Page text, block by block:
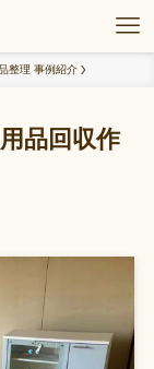
整理 事例紹介
品回収作